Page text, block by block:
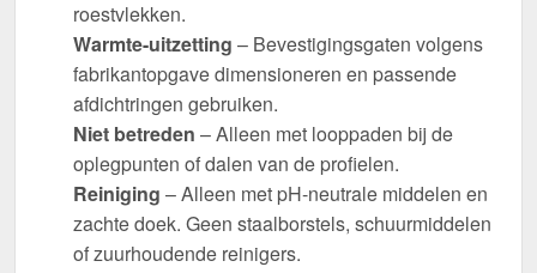
roestvlekken.
Warmte-uitzetting – Bevestigingsgaten volgens
fabrikantopgave dimensioneren en passende
afdichtringen gebruiken.
Niet betreden – Alleen met looppaden bij de
oplegpunten of dalen van de profielen.
Reiniging – Alleen met pH-neutrale middelen en
zachte doek. Geen staalborstels, schuurmiddelen
of zuurhoudende reinigers.